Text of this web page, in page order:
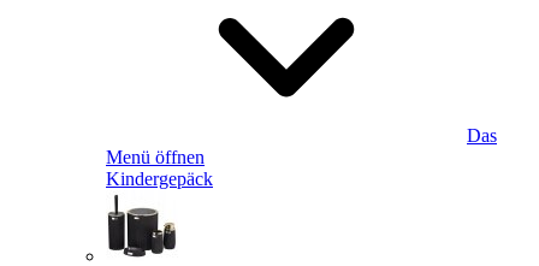
Das
Menü öffnen
Kindergepäck